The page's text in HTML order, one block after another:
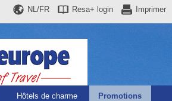
Imprimer
Resa+ login
NL/FR
Hôtels de charme Promotions